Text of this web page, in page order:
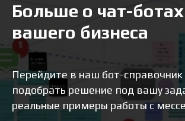
Больше о чат-
вашего бизнеса
Перейдите в наш бот-
подобрать решение под вашу
реальные примеры работы с